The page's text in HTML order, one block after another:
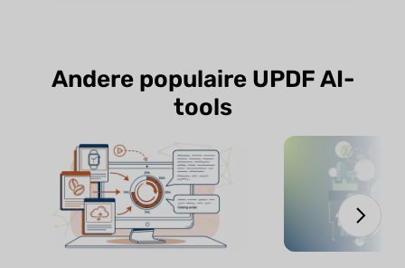
Andere populaire UPDF AI-
tools